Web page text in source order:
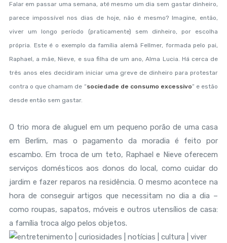
Falar em passar uma semana, até mesmo um dia sem gastar dinheiro,
parece impossível nos dias de hoje, não é mesmo? Imagine, então,
viver um longo período (praticamente) sem dinheiro, por escolha
própria. Este é o exemplo da família alemã Fellmer, formada pelo pai,
Raphael, a mãe, Nieve, e sua filha de um ano, Alma Lucia. Há cerca de
três anos eles decidiram iniciar uma greve de dinheiro para protestar
contra o que chamam de “sociedade de consumo excessivo” e estão
desde então sem gastar.
O trio mora de aluguel em um pequeno porão de uma casa
em Berlim, mas o pagamento da moradia é feito por
escambo. Em troca de um teto, Raphael e Nieve oferecem
serviços domésticos aos donos do local, como cuidar do
jardim e fazer reparos na residência. O mesmo acontece na
hora de conseguir artigos que necessitam no dia a dia –
como roupas, sapatos, móveis e outros utensílios de casa:
a família troca algo pelos objetos.